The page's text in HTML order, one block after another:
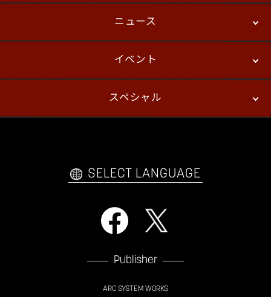
バトル
ニュース
パッチノート
イベント
プレイヤーズ
スペシャル
自己紹介カードメーカー アーケード
SELECT LANGUAGE
Publisher
ARC SYSTEM WORKS